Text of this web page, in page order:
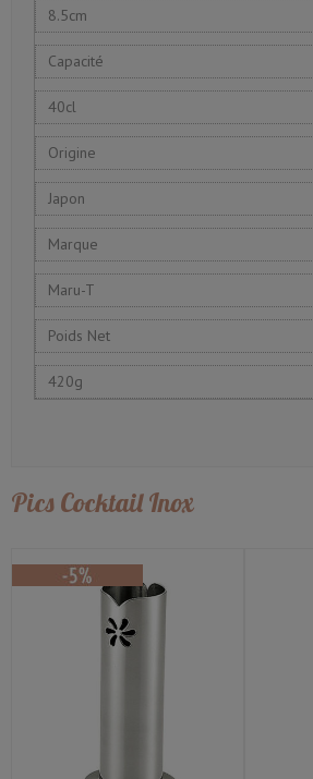
8.5cm
Capacité
40cl
Origine
Japon
Marque
Maru-T
Poids Net
420g
Pics Cocktail Inox